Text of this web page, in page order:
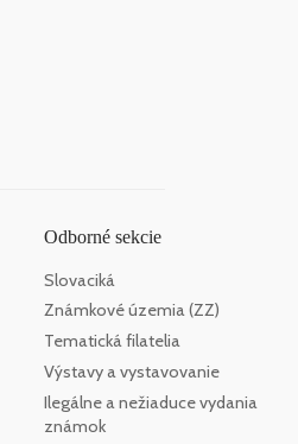
Odborné sekcie
Slovaciká
Známkové územia (ZZ)
Tematická filatelia
Výstavy a vystavovanie
Ilegálne a nežiaduce vydania
známok